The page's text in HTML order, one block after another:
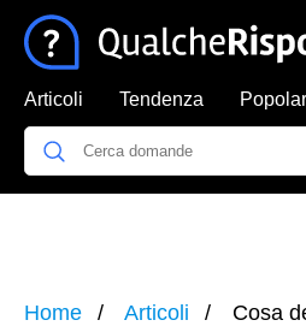
Articoli Tendenza
Home Articoli Cosa